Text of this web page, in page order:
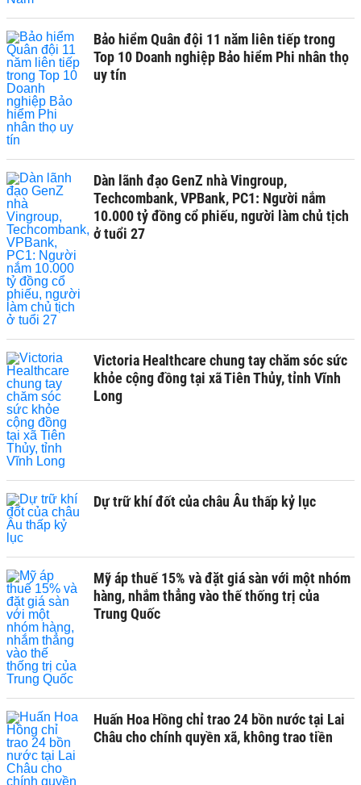
Bảo hiểm Quân đội 11 năm liên tiếp trong
Top 10 Doanh nghiệp Bảo hiểm Phi nhân thọ
uy tín
Dàn lãnh đạo GenZ nhà Vingroup,
Techcombank, VPBank, PC1: Người nắm
10.000 tỷ đồng cổ phiếu, người làm chủ tịch
ở tuổi 27
Victoria Healthcare chung tay chăm sóc sức
khỏe cộng đồng tại xã Tiên Thủy, tỉnh Vĩnh
Long
Dự trữ khí đốt của châu Âu thấp kỷ lục
Mỹ áp thuế 15% và đặt giá sàn với một nhóm
hàng, nhắm thẳng vào thế thống trị của
Trung Quốc
Huấn Hoa Hồng chỉ trao 24 bồn nước tại Lai
Châu cho chính quyền xã, không trao tiền